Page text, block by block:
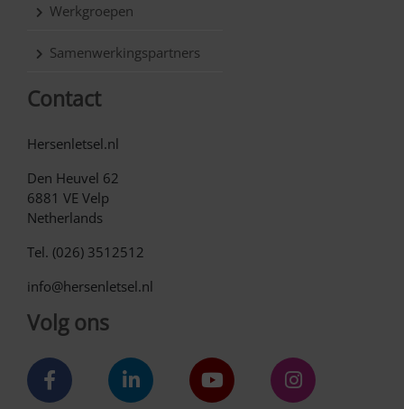
Werkgroepen
Samenwerkingspartners
Contact
Hersenletsel.nl
Den Heuvel 62
6881 VE Velp
Netherlands
Tel. (026) 3512512
info@hersenletsel.nl
Volg ons